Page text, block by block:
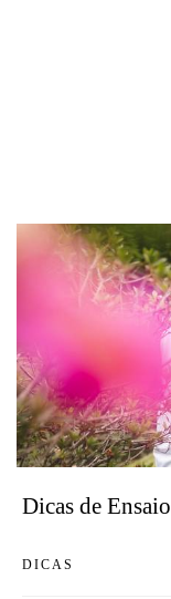
Dicas de
DICAS